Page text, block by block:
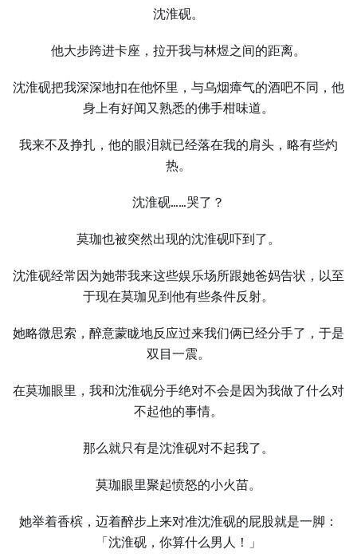
沈淮砚。
他大步跨进卡座，拉开我与林煜之间的距离。
沈淮砚把我深深地扣在他怀里，与乌烟瘴气的酒吧不同，他
身上有好闻又熟悉的佛手柑味道。
我来不及挣扎，他的眼泪就已经落在我的肩头，略有些灼
热。
沈淮砚……哭了？
莫珈也被突然出现的沈淮砚吓到了。
沈淮砚经常因为她带我来这些娱乐场所跟她爸妈告状，以至
于现在莫珈见到他有些条件反射。
她略微思索，醉意蒙眬地反应过来我们俩已经分手了，于是
双目一震。
在莫珈眼里，我和沈淮砚分手绝对不会是因为我做了什么对
不起他的事情。
那么就只有是沈淮砚对不起我了。
莫珈眼里聚起愤怒的小火苗。
她举着香槟，迈着醉步上来对准沈淮砚的屁股就是一脚：
「沈淮砚，你算什么男人！」